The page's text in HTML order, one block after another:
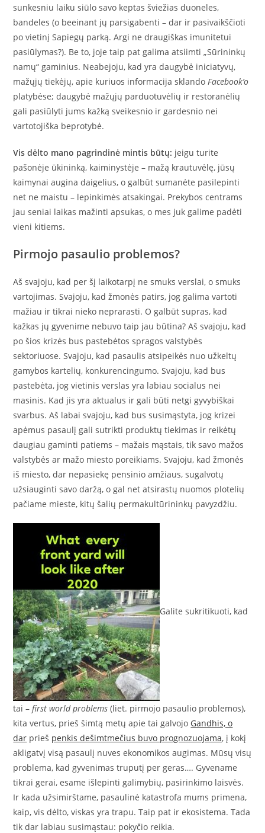
sunkesniu laiku siūlo savo keptas šviežias duoneles,
bandeles (o beeinant jų parsigabenti – dar ir pasivaikščioti
po vietinį Sapiegų parką. Argi ne draugiškas imunitetui
pasiūlymas?). Be to, joje taip pat galima atsiimti „Sūrininkų
namų“ gaminius. Neabejoju, kad yra daugybė iniciatyvų,
mažųjų tiekėjų, apie kuriuos informacija sklando Facebook’o
platybėse; daugybė mažųjų parduotuvėlių ir restoranėlių
gali pasiūlyti jums kažką sveikesnio ir gardesnio nei
vartotojiška beprotybė.
Vis dėlto mano pagrindinė mintis būtų: jeigu turite
pašonėje ūkininką, kaiminystėje – mažą krautuvėlę, jūsų
kaimynai augina daigelius, o galbūt sumanėte pasilepinti
net ne maistu – lepinkimės atsakingai. Prekybos centrams
jau seniai laikas mažinti apsukas, o mes juk galime padėti
vieni kitiems.
Pirmojo pasaulio problemos?
Aš svajoju, kad per šį laikotarpį ne smuks verslai, o smuks
vartojimas. Svajoju, kad žmonės patirs, jog galima vartoti
mažiau ir tikrai nieko neprarasti. O galbūt supras, kad
kažkas jų gyvenime nebuvo taip jau būtina? Aš svajoju, kad
po šios krizės bus pastebėtos spragos valstybės
sektoriuose. Svajoju, kad pasaulis atsipeikės nuo užkeltų
gamybos kartelių, konkurencingumo. Svajoju, kad bus
pastebėta, jog vietinis verslas yra labiau socialus nei
masinis. Kad jis yra aktualus ir gali būti netgi gyvybiškai
svarbus. Aš labai svajoju, kad bus susimąstyta, jog krizei
apėmus pasaulį gali sutrikti produktų tiekimas ir reikėtų
daugiau gaminti patiems – mažais mąstais, tik savo mažos
valstybės ar mažo miesto poreikiams. Svajoju, kad žmonės
iš miesto, dar nepasiekę pensinio amžiaus, sugalvotų
užsiauginti savo daržą, o gal net atsirastų nuomos plotelių
pačiame mieste, kitų šalių permakultūrininkų pavyzdžiu.
Galite sukritikuoti, kad
tai –first world problems (liet. pirmojo pasaulio problemos),
kita vertus, prieš šimtą metų apie tai galvojo Gandhis, o
dar prieš penkis dešimtmečius buvo prognozuojama, į kokį
akligatvį visą pasaulį nuves ekonomikos augimas. Mūsų visų
problema, kad gyvenimas truputį per geras…. Gyvename
tikrai gerai, esame išlepinti galimybių, pasirinkimo laisvės.
Ir kada užsimirštame, pasaulinė katastrofa mums primena,
kaip, vis dėlto, viskas yra trapu. Taip pat ir ekosistema. Tada
tik dar labiau susimąstau: pokyčio reikia.